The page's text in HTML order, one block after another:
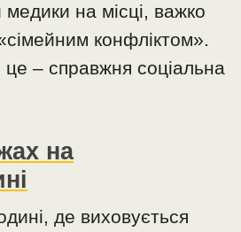
на місці, важко
конфліктом».
– справжня соціальна
на
де виховується